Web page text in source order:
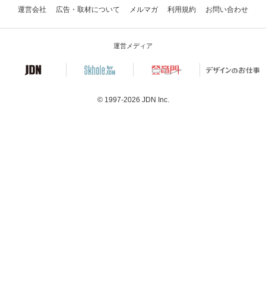
運営会社 広告・取材について メルマガ 利用規約 お問い合わせ
運営メディア
© 1997-2026 JDN Inc.